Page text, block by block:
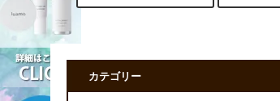
カテゴリー